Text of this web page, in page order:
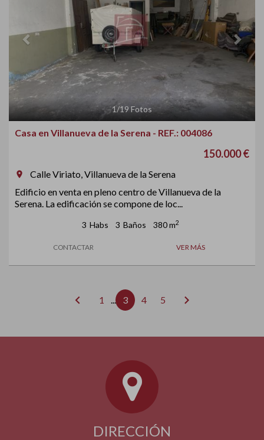
1/19Fotos
Casa en Villanueva de la Serena - REF.: 004086
150.000 €
room
Calle Viriato, Villanueva de la Serena
Edificio en venta en pleno centro de Villanueva de la
Serena. La edificación se compone de loc...
3 Habs 3 Baños 380 m2
CONTACTAR VER MÁS
chevron_left 1 ... 3 4 5 chevron_right
DIRECCIÓN